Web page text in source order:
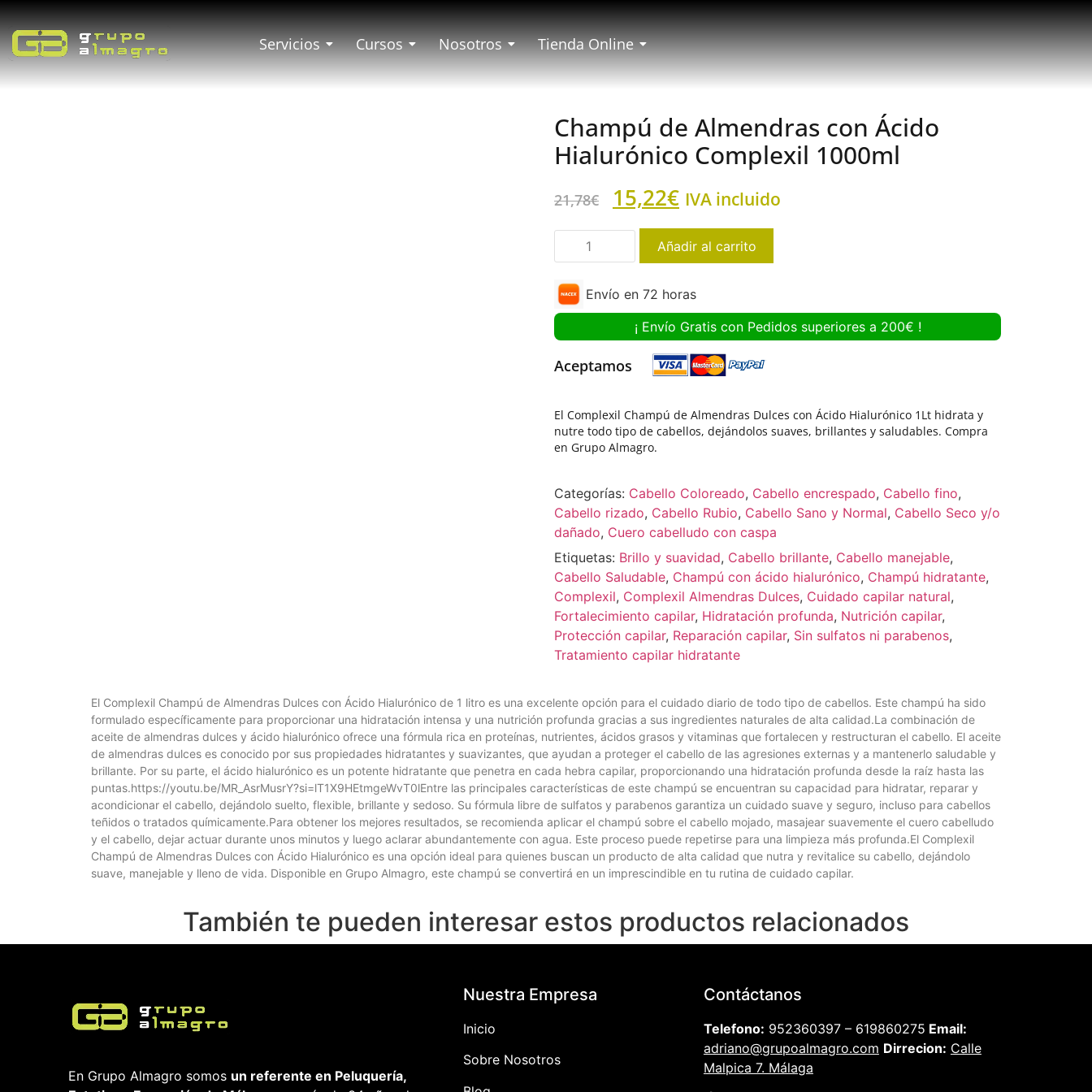
Servicios Cursos Nosotros Tienda Online
Champú de Almendras con Ácido
Hialurónico Complexil 1000ml
21,78€ 15,22€ IVA incluido
Añadir al carrito
Envío en 72 horas
¡ Envío Gratis con Pedidos superiores a 200€ !
Aceptamos
El Complexil Champú de Almendras Dulces con Ácido Hialurónico 1Lt hidrata y
nutre todo tipo de cabellos, dejándolos suaves, brillantes y saludables. Compra
en Grupo Almagro.
Categorías: Cabello Coloreado, Cabello encrespado, Cabello fino,
Cabello rizado, Cabello Rubio, Cabello Sano y Normal, Cabello Seco y/o
dañado, Cuero cabelludo con caspa
Etiquetas: Brillo y suavidad, Cabello brillante, Cabello manejable,
Cabello Saludable, Champú con ácido hialurónico, Champú hidratante,
Complexil, Complexil Almendras Dulces, Cuidado capilar natural,
Fortalecimiento capilar, Hidratación profunda, Nutrición capilar,
Protección capilar, Reparación capilar, Sin sulfatos ni parabenos,
Tratamiento capilar hidratante
El Complexil Champú de Almendras Dulces con Ácido Hialurónico de 1 litro es una excelente opción para el cuidado diario de todo tipo de cabellos. Este champú ha sido
formulado específicamente para proporcionar una hidratación intensa y una nutrición profunda gracias a sus ingredientes naturales de alta calidad.La combinación de
aceite de almendras dulces y ácido hialurónico ofrece una fórmula rica en proteínas, nutrientes, ácidos grasos y vitaminas que fortalecen y restructuran el cabello. El aceite
de almendras dulces es conocido por sus propiedades hidratantes y suavizantes, que ayudan a proteger el cabello de las agresiones externas y a mantenerlo saludable y
brillante. Por su parte, el ácido hialurónico es un potente hidratante que penetra en cada hebra capilar, proporcionando una hidratación profunda desde la raíz hasta las
puntas.https://youtu.be/MR_AsrMusrY?si=lT1X9HEtmgeWvT0lEntre las principales características de este champú se encuentran su capacidad para hidratar, reparar y
acondicionar el cabello, dejándolo suelto, flexible, brillante y sedoso. Su fórmula libre de sulfatos y parabenos garantiza un cuidado suave y seguro, incluso para cabellos
teñidos o tratados químicamente.Para obtener los mejores resultados, se recomienda aplicar el champú sobre el cabello mojado, masajear suavemente el cuero cabelludo
y el cabello, dejar actuar durante unos minutos y luego aclarar abundantemente con agua. Este proceso puede repetirse para una limpieza más profunda.El Complexil
Champú de Almendras Dulces con Ácido Hialurónico es una opción ideal para quienes buscan un producto de alta calidad que nutra y revitalice su cabello, dejándolo
suave, manejable y lleno de vida. Disponible en Grupo Almagro, este champú se convertirá en un imprescindible en tu rutina de cuidado capilar.
También te pueden interesar estos productos relacionados
En Grupo Almagro somos un referente en Peluquería,
Nuestra Empresa
Inicio
Sobre Nosotros
Contáctanos
Telefono: 952360397 – 619860275 Email:
adriano@grupoalmagro.com Dirrecion: Calle
Malpica 7. Málaga